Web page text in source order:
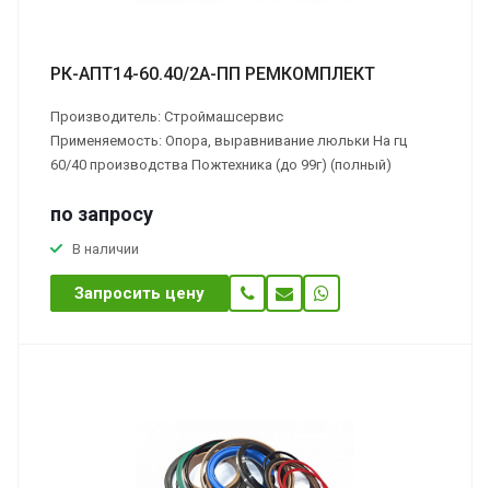
РК-АПТ14-60.40/2А-ПП РЕМКОМПЛЕКТ
Производитель: Строймашсервис
Применяемость: Опора, выравнивание люльки На гц
60/40 производства Пожтехника (до 99г) (полный)
по запросу
В наличии
Запросить цену